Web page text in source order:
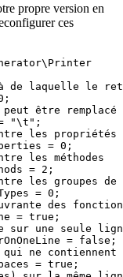
propre version en
ces